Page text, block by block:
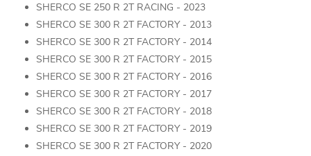
SHERCO SE 250 R 2T RACING - 2023
SHERCO SE 300 R 2T FACTORY - 2013
SHERCO SE 300 R 2T FACTORY - 2014
SHERCO SE 300 R 2T FACTORY - 2015
SHERCO SE 300 R 2T FACTORY - 2016
SHERCO SE 300 R 2T FACTORY - 2017
SHERCO SE 300 R 2T FACTORY - 2018
SHERCO SE 300 R 2T FACTORY - 2019
SHERCO SE 300 R 2T FACTORY - 2020